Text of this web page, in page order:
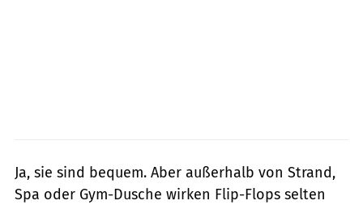
Ja, sie sind bequem. Aber außerhalb von Strand,
Spa oder Gym-Dusche wirken Flip-Flops selten